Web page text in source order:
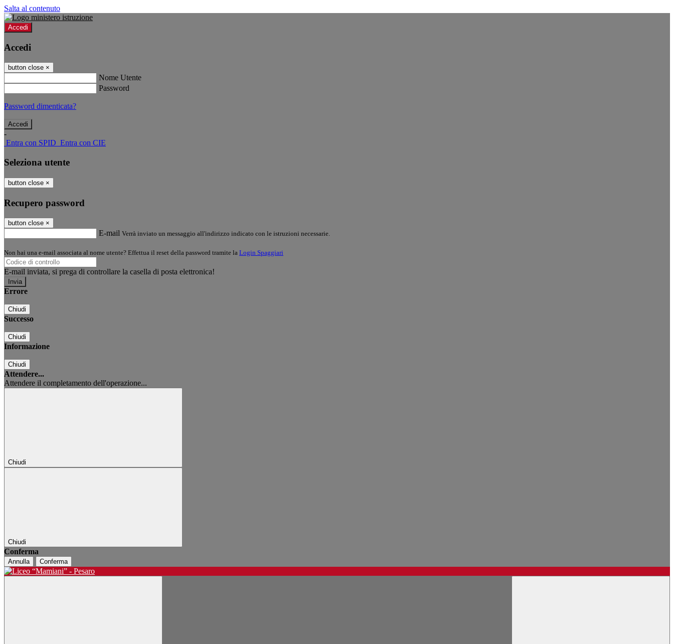
Salta al contenuto
Accedi
Accedi
button close ×
Nome Utente
Password
Password dimenticata?
-
Entra con SPID Entra con CIE
Seleziona utente
button close ×
Recupero password
button close ×
E-mail Verrà inviato un messaggio all'indirizzo indicato con le istruzioni necessarie.
Non hai una e-mail associata al nome utente? Effettua il reset della password tramite la Login Spaggiari
E-mail inviata, si prega di controllare la casella di posta elettronica!
Errore
Chiudi
Successo
Chiudi
Informazione
Chiudi
Attendere...
Attendere il completamento dell'operazione...
Chiudi
Chiudi
Conferma
Annulla Conferma